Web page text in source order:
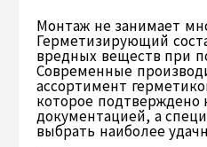
Монтаж не занимает
Герметизирующий
вредных веществ при
Современные
ассортимент
которое подтверждено
документацией, а
выбрать наиболее